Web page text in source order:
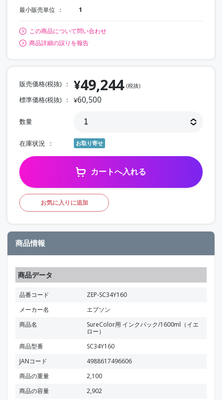
最小販売単位 1
この商品について問い合わせ
商品詳細の誤りを報告
販売価格(税抜) ¥49,244 (税抜)
標準価格(税抜) ¥60,500
数量
在庫状況 お取り寄せ
カートへ入れる
お気に入りに追加
商品情報
商品データ
品番コード
ZEP-SC34Y160
メーカー名
エプソン
商品名
SureColor用 インクパック/1600ml（イエ
ロー）
商品型番
SC34Y160
JANコード
4988617496606
商品の重量
2,100
商品の容量
2,902